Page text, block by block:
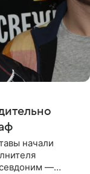
начали
—